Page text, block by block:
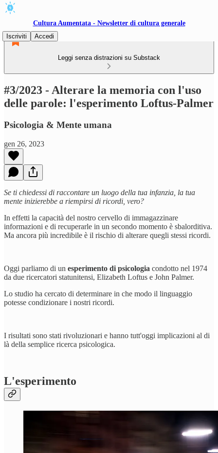
Cultura Aumentata - Newsletter di cultura generale
Iscriviti
Accedi
Leggi senza distrazioni su Substack
#3/2023 - Alterare la memoria con l'uso
delle parole: l'esperimento Loftus-Palmer
Psicologia & Mente umana
gen 26, 2023
Se ti chiedessi di raccontare un luogo della tua infanzia, la tua
mente inizierebbe a riempirsi di ricordi, vero?
In effetti la capacità del nostro cervello di immagazzinare
informazioni e di recuperarle in un secondo momento è sbalorditiva.
Ma ancora più incredibile è il rischio di alterare quegli stessi ricordi.
Oggi parliamo di un esperimento di psicologia condotto nel 1974
da due ricercatori statunitensi, Elizabeth Loftus e John Palmer.
Lo studio ha cercato di determinare in che modo il linguaggio
potesse condizionare i nostri ricordi.
I risultati sono stati rivoluzionari e hanno tutt'oggi implicazioni al di
là della semplice ricerca psicologica.
L'esperimento